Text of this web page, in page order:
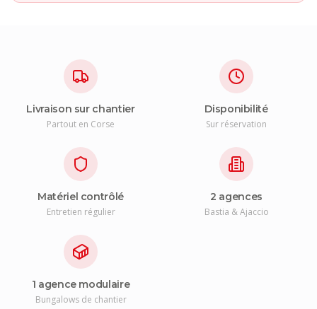
Livraison sur chantier
Partout en Corse
Disponibilité
Sur réservation
Matériel contrôlé
Entretien régulier
2 agences
Bastia & Ajaccio
1 agence modulaire
Bungalows de chantier